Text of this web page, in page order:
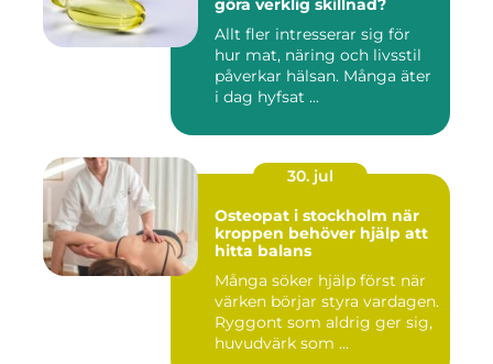
göra verklig skillnad?
Allt fler intresserar sig för
hur mat, näring och livsstil
påverkar hälsan. Många äter
i dag hyfsat ...
30. jul
Osteopat i stockholm när
kroppen behöver hjälp att
hitta balans
Många söker hjälp först när
värken börjar styra vardagen.
Ryggont som aldrig ger sig,
huvudvärk som ...